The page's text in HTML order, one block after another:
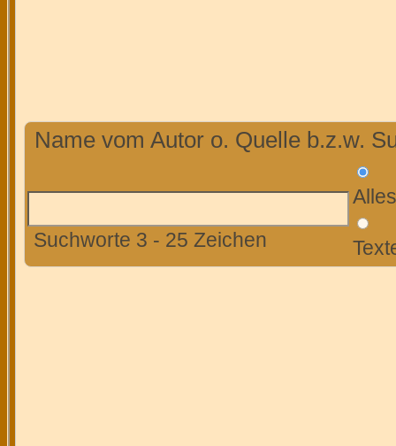
Name vom Autor o. Quelle b.z.w.
Suchworte 3 - 25 Zeichen
Alles